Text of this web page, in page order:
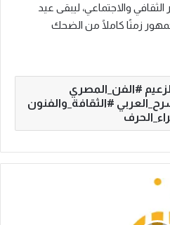
الثقافي والاجتماعي، ليبقى عيد
زمنًا كاملًا من الضحك
#الفن_المصري
#الثقافة_والفنون